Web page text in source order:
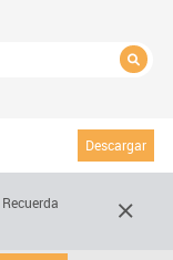
Descargar
Recuerda